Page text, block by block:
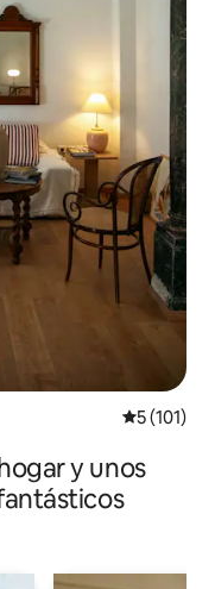
5 (101)
y unos